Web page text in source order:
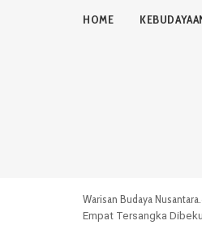
HOME
Warisan Budaya
Empat Tersangka